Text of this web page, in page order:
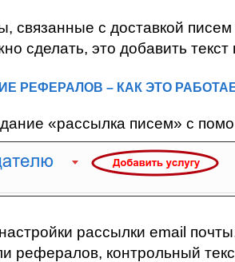
связанные с доставкой
сделать, это добавить
РЕФЕРАЛОВ – КАК ЭТО
«рассылка писем» с
рассылки email
рефералов, контрольный